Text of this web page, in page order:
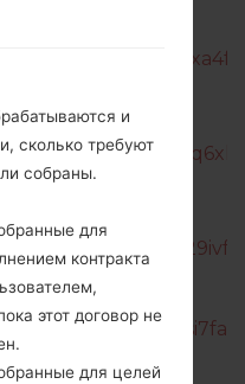
и
сколько требуют
собраны.
для
контракта
этот договор не
для целей